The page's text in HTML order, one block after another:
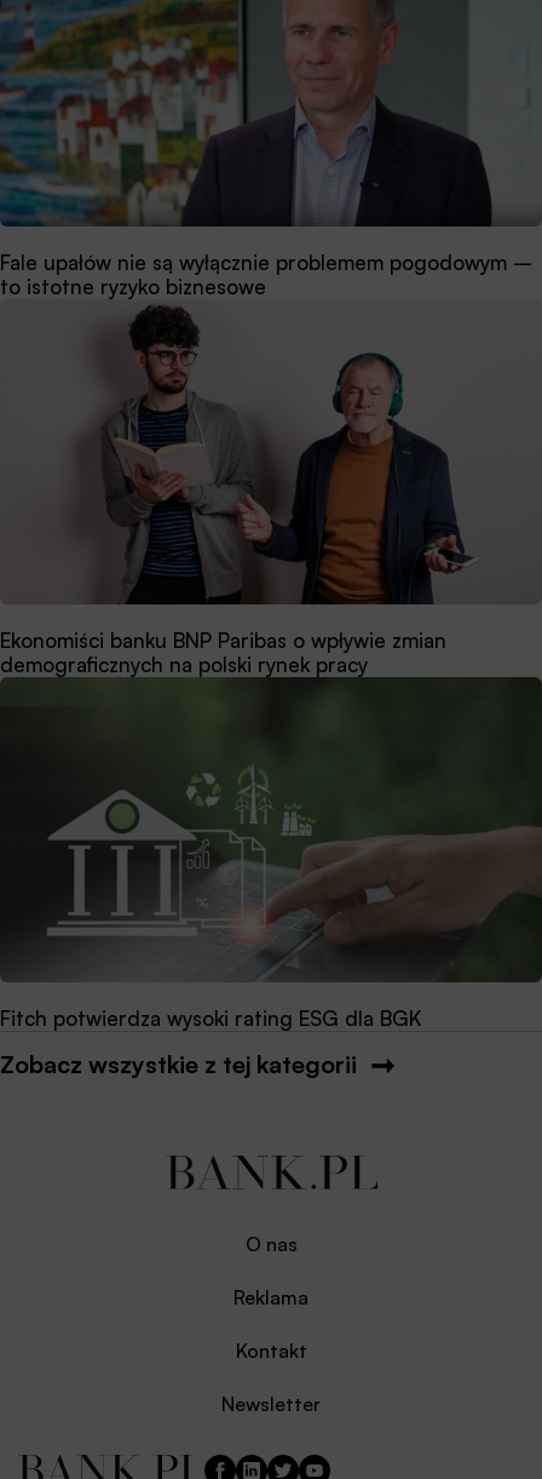
Fale upałów nie są wyłącznie problemem pogodowym –
to istotne ryzyko biznesowe
Ekonomiści banku BNP Paribas o wpływie zmian
demograficznych na polski rynek pracy
Fitch potwierdza wysoki rating ESG dla BGK
Zobacz wszystkie z tej kategorii
O nas
Reklama
Kontakt
Newsletter